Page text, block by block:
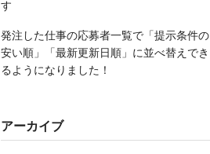
す
発注した仕事の応募者一覧で「提示条件の
安い順」「最新更新日順」に並べ替えでき
るようになりました！
アーカイブ